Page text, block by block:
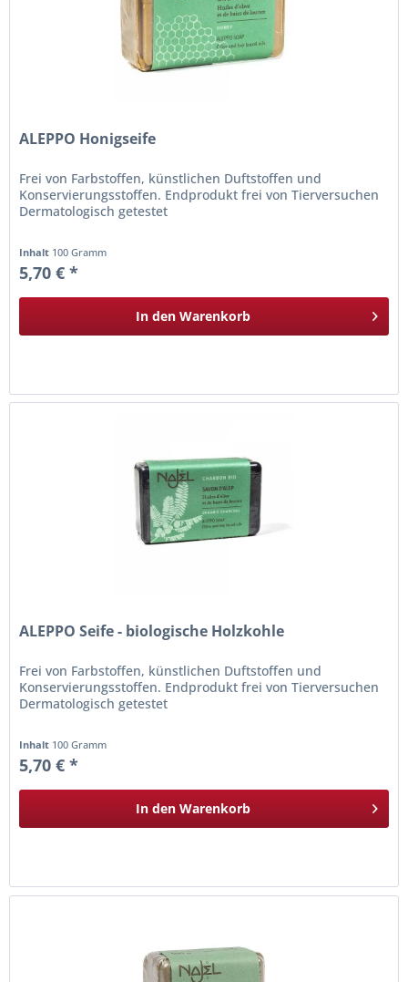
ALEPPO Honigseife
Frei von Farbstoffen, künstlichen Duftstoffen und
Konservierungsstoffen. Endprodukt frei von Tierversuchen
Dermatologisch getestet
Inhalt 100 Gramm
5,70 € *
In den Warenkorb
ALEPPO Seife - biologische Holzkohle
Frei von Farbstoffen, künstlichen Duftstoffen und
Konservierungsstoffen. Endprodukt frei von Tierversuchen
Dermatologisch getestet
Inhalt 100 Gramm
5,70 € *
In den Warenkorb